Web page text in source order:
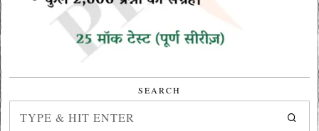
SEARCH